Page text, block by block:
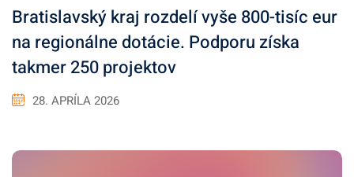
Bratislavský kraj rozdelí vyše 800-tisíc eur
na regionálne dotácie. Podporu získa
takmer 250 projektov
28. APRÍLA 2026